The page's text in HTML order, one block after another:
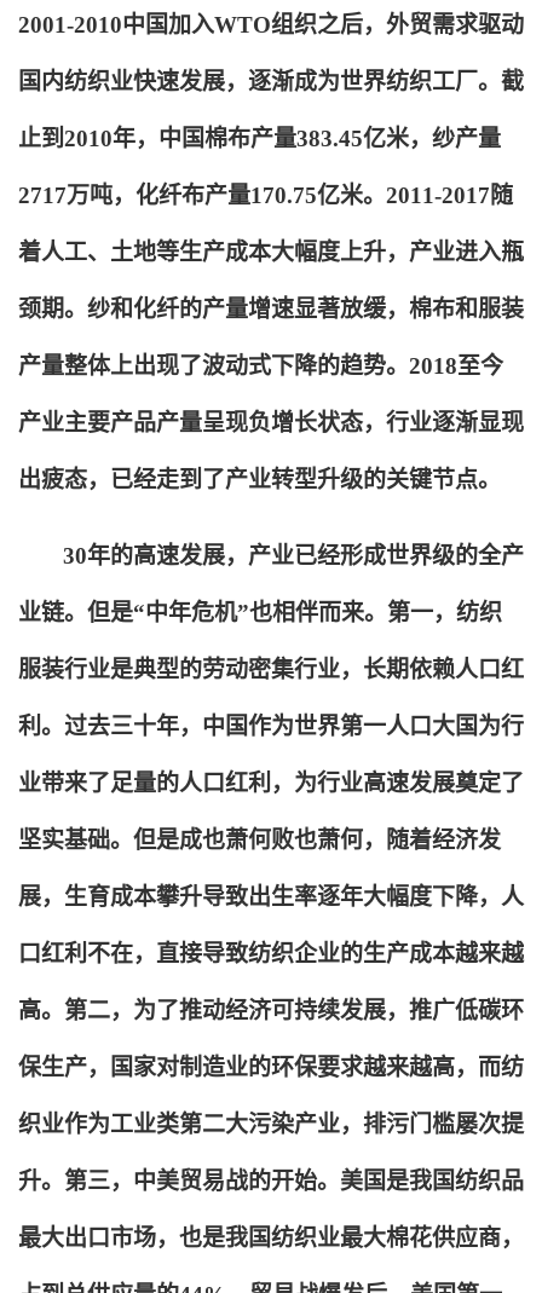
2001-2010中国加入WTO组织之后，外贸需求驱动
国内纺织业快速发展，逐渐成为世界纺织工厂。截
止到2010年，中国棉布产量383.45亿米，纱产量
2717万吨，化纤布产量170.75亿米。2011-2017随
着人工、土地等生产成本大幅度上升，产业进入瓶
颈期。纱和化纤的产量增速显著放缓，棉布和服装
产量整体上出现了波动式下降的趋势。2018至今
产业主要产品产量呈现负增长状态，行业逐渐显现
出疲态，已经走到了产业转型升级的关键节点。
30年的高速发展，产业已经形成世界级的全产
业链。但是“中年危机”也相伴而来。第一，纺织
服装行业是典型的劳动密集行业，长期依赖人口红
利。过去三十年，中国作为世界第一人口大国为行
业带来了足量的人口红利，为行业高速发展奠定了
坚实基础。但是成也萧何败也萧何，随着经济发
展，生育成本攀升导致出生率逐年大幅度下降，人
口红利不在，直接导致纺织企业的生产成本越来越
高。第二，为了推动经济可持续发展，推广低碳环
保生产，国家对制造业的环保要求越来越高，而纺
织业作为工业类第二大污染产业，排污门槛屡次提
升。第三，中美贸易战的开始。美国是我国纺织品
最大出口市场，也是我国纺织业最大棉花供应商，